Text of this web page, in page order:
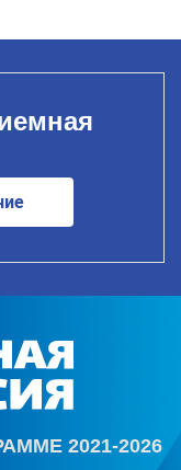
2021-2026